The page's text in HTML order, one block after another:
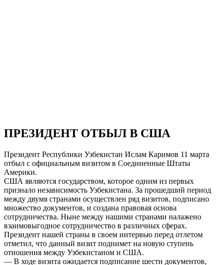
ПРЕЗИДЕНТ ОТБЫЛ В США
Президент Республики Узбекистан Ислам Каримов 11 марта
отбыл с официальным визитом в Соединенные Штаты
Америки.
США являются государством, которое одним из первых
признало независимость Узбекистана. За прошедший период
между двумя странами осуществлен ряд визитов, подписано
множество документов, и создана правовая основа
сотрудничества. Ныне между нашими странами налажено
взаимовыгодное сотрудничество в различных сферах.
Президент нашей страны в своем интервью перед отлетом
отметил, что данный визит поднимет на новую ступень
отношения между Узбекистаном и США.
— В ходе визита ожидается подписание шести документов,